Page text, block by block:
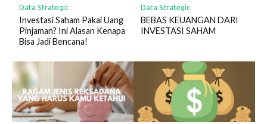
Data Strategic
Investasi Saham Pakai Uang
Pinjaman? Ini Alasan Kenapa
Bisa Jadi Bencana!
Data Strategic
BEBAS KEUANGAN DARI
INVESTASI SAHAM